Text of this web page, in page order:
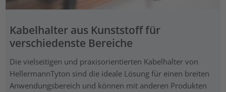
Kabelhalter aus Kunststoff für
verschiedenste Bereiche
Die vielseitigen und praxisorientierten Kabelhalter von
HellermannTyton sind die ideale Lösung für einen breiten
Anwendungsbereich und können mit anderen Produkten